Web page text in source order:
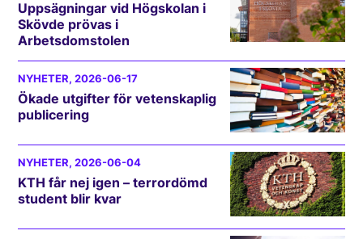
Uppsägningar vid Högskolan i
Skövde prövas i
Arbetsdomstolen
NYHETER, 2026-06-17
Ökade utgifter för vetenskaplig
publicering
NYHETER, 2026-06-04
KTH får nej igen – terrordömd
student blir kvar